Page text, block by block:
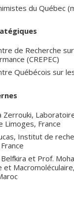
du Québec
de Recherche
(CREPEC)
Québécois sur
Zerrouki,
Limoges, France
Institut de
et Prof.
et